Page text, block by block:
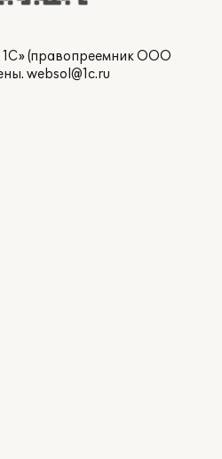
(правопреемник ООО
websol@1c.ru